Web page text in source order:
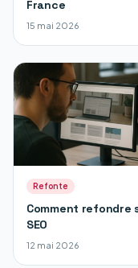
France
15 mai 2026
Refonte
Comment refondre
SEO
12 mai 2026